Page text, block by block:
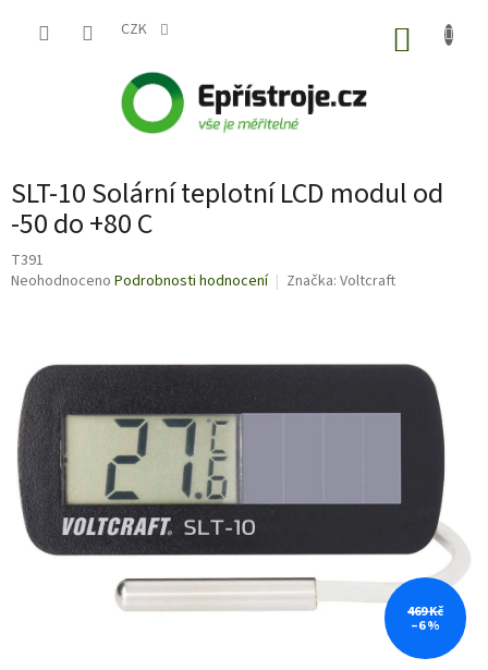
CZK
SLT-10 Solární teplotní LCD modul od
-50 do +80 C
T391
Průměrné
hvězdiček.
Neohodnoceno Podrobnosti hodnocení Značka: Voltcraft
469 Kč
–6 %